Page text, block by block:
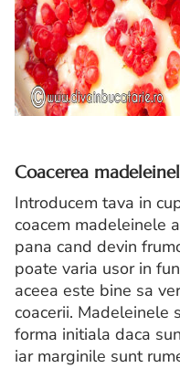
Coacerea
Introducem tava in
coacem madeleinele
pana cand devin
poate varia usor in
aceea este bine sa
coacerii. Madeleinele
forma initiala daca
iar marginile sunt